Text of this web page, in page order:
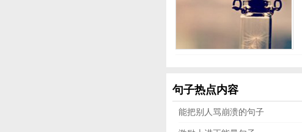
句子热点内容
能把别人骂崩溃的句子